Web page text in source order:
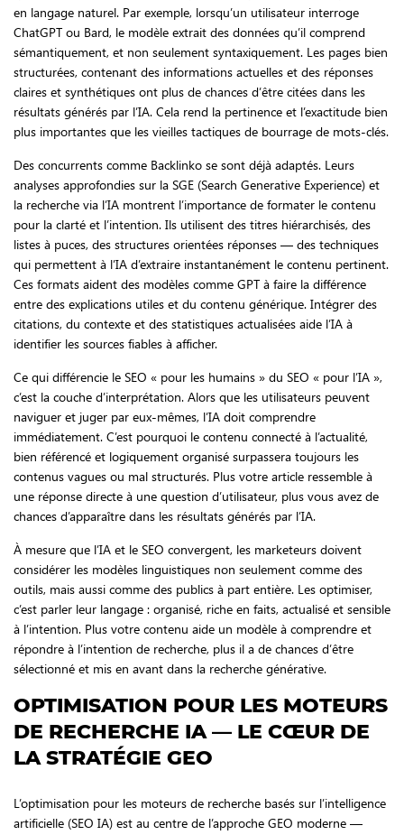
en langage naturel. Par exemple, lorsqu’un utilisateur interroge
ChatGPT ou Bard, le modèle extrait des données qu’il comprend
sémantiquement, et non seulement syntaxiquement. Les pages bien
structurées, contenant des informations actuelles et des réponses
claires et synthétiques ont plus de chances d’être citées dans les
résultats générés par l’IA. Cela rend la pertinence et l’exactitude bien
plus importantes que les vieilles tactiques de bourrage de mots-clés.
Des concurrents comme Backlinko se sont déjà adaptés. Leurs
analyses approfondies sur la SGE (Search Generative Experience) et
la recherche via l’IA montrent l’importance de formater le contenu
pour la clarté et l’intention. Ils utilisent des titres hiérarchisés, des
listes à puces, des structures orientées réponses — des techniques
qui permettent à l’IA d’extraire instantanément le contenu pertinent.
Ces formats aident des modèles comme GPT à faire la différence
entre des explications utiles et du contenu générique. Intégrer des
citations, du contexte et des statistiques actualisées aide l’IA à
identifier les sources fiables à afficher.
Ce qui différencie le SEO « pour les humains » du SEO « pour l’IA »,
c’est la couche d’interprétation. Alors que les utilisateurs peuvent
naviguer et juger par eux-mêmes, l’IA doit comprendre
immédiatement. C’est pourquoi le contenu connecté à l’actualité,
bien référencé et logiquement organisé surpassera toujours les
contenus vagues ou mal structurés. Plus votre article ressemble à
une réponse directe à une question d’utilisateur, plus vous avez de
chances d’apparaître dans les résultats générés par l’IA.
À mesure que l’IA et le SEO convergent, les marketeurs doivent
considérer les modèles linguistiques non seulement comme des
outils, mais aussi comme des publics à part entière. Les optimiser,
c’est parler leur langage : organisé, riche en faits, actualisé et sensible
à l’intention. Plus votre contenu aide un modèle à comprendre et
répondre à l’intention de recherche, plus il a de chances d’être
sélectionné et mis en avant dans la recherche générative.
OPTIMISATION POUR LES MOTEURS
DE RECHERCHE IA — LE CŒUR DE
LA STRATÉGIE GEO
L’optimisation pour les moteurs de recherche basés sur l’intelligence
artificielle (SEO IA) est au centre de l’approche GEO moderne —